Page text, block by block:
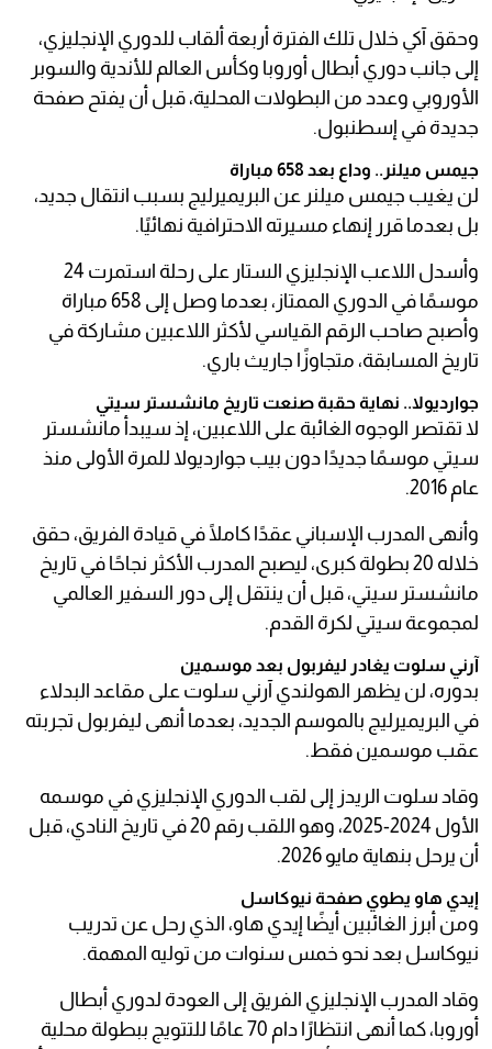
وحقق آكي خلال تلك الفترة أربعة ألقاب للدوري الإنجليزي،
إلى جانب دوري أبطال أوروبا وكأس العالم للأندية والسوبر
الأوروبي وعدد من البطولات المحلية، قبل أن يفتح صفحة
جديدة في إسطنبول.
جيمس ميلنر.. وداع بعد 658 مباراة
لن يغيب جيمس ميلنر عن البريميرليج بسبب انتقال جديد،
بل بعدما قرر إنهاء مسيرته الاحترافية نهائيًا.
وأسدل اللاعب الإنجليزي الستار على رحلة استمرت 24
موسمًا في الدوري الممتاز، بعدما وصل إلى 658 مباراة
وأصبح صاحب الرقم القياسي لأكثر اللاعبين مشاركة في
تاريخ المسابقة، متجاوزًا جاريث باري.
جوارديولا.. نهاية حقبة صنعت تاريخ مانشستر سيتي
لا تقتصر الوجوه الغائبة على اللاعبين، إذ سيبدأ مانشستر
سيتي موسمًا جديدًا دون بيب جوارديولا للمرة الأولى منذ
عام 2016.
وأنهى المدرب الإسباني عقدًا كاملًا في قيادة الفريق، حقق
خلاله 20 بطولة كبرى، ليصبح المدرب الأكثر نجاحًا في تاريخ
مانشستر سيتي، قبل أن ينتقل إلى دور السفير العالمي
لمجموعة سيتي لكرة القدم.
آرني سلوت يغادر ليفربول بعد موسمين
بدوره، لن يظهر الهولندي آرني سلوت على مقاعد البدلاء
في البريميرليج بالموسم الجديد، بعدما أنهى ليفربول تجربته
عقب موسمين فقط.
وقاد سلوت الريدز إلى لقب الدوري الإنجليزي في موسمه
الأول 2024-2025، وهو اللقب رقم 20 في تاريخ النادي، قبل
أن يرحل بنهاية مايو 2026.
إيدي هاو يطوي صفحة نيوكاسل
ومن أبرز الغائبين أيضًا إيدي هاو، الذي رحل عن تدريب
نيوكاسل بعد نحو خمس سنوات من توليه المهمة.
وقاد المدرب الإنجليزي الفريق إلى العودة لدوري أبطال
أوروبا، كما أنهى انتظارًا دام 70 عامًا للتتويج ببطولة محلية